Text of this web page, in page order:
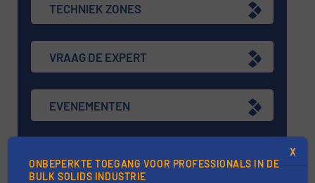
TECHNIEK ZONES
VRAAG DE EXPERT
EVENEMENTEN
ONBEPERKTE TOEGANG VOOR PROFESSIONALS IN DE
BULK SOLIDS INDUSTRIE
X